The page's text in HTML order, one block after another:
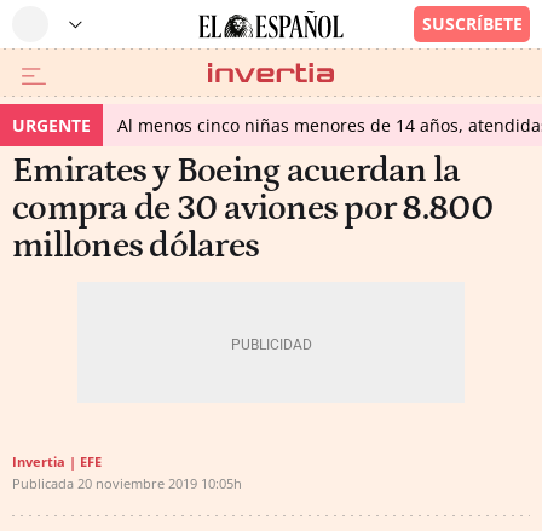
URGENTE Al menos cinco niñas menores de 14 años,
Emirates y Boeing acuerdan la
compra de 30 aviones por 8.800
millones dólares
Invertia | EFE
Publicada 20 noviembre 2019 10:05h